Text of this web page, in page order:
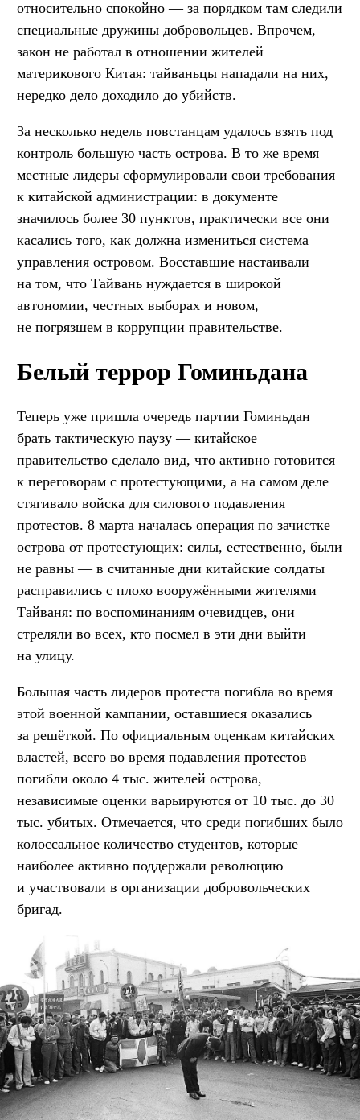
относительно спокойно — за порядком там следили
специальные дружины добровольцев. Впрочем,
закон не работал в отношении жителей
материкового Китая: тайваньцы нападали на них,
нередко дело доходило до убийств.
За несколько недель повстанцам удалось взять под
контроль большую часть острова. В то же время
местные лидеры сформулировали свои требования
к китайской администрации: в документе
значилось более 30 пунктов, практически все они
касались того, как должна измениться система
управления островом. Восставшие настаивали
на том, что Тайвань нуждается в широкой
автономии, честных выборах и новом,
не погрязшем в коррупции правительстве.
Белый террор Гоминьдана
Теперь уже пришла очередь партии Гоминьдан
брать тактическую паузу — китайское
правительство сделало вид, что активно готовится
к переговорам с протестующими, а на самом деле
стягивало войска для силового подавления
протестов. 8 марта началась операция по зачистке
острова от протестующих: силы, естественно, были
не равны — в считанные дни китайские солдаты
расправились с плохо вооружёнными жителями
Тайваня: по воспоминаниям очевидцев, они
стреляли во всех, кто посмел в эти дни выйти
на улицу.
Большая часть лидеров протеста погибла во время
этой военной кампании, оставшиеся оказались
за решёткой. По официальным оценкам китайских
властей, всего во время подавления протестов
погибли около 4 тыс. жителей острова,
независимые оценки варьируются от 10 тыс. до 30
тыс. убитых. Отмечается, что среди погибших было
колоссальное количество студентов, которые
наиболее активно поддержали революцию
и участвовали в организации добровольческих
бригад.